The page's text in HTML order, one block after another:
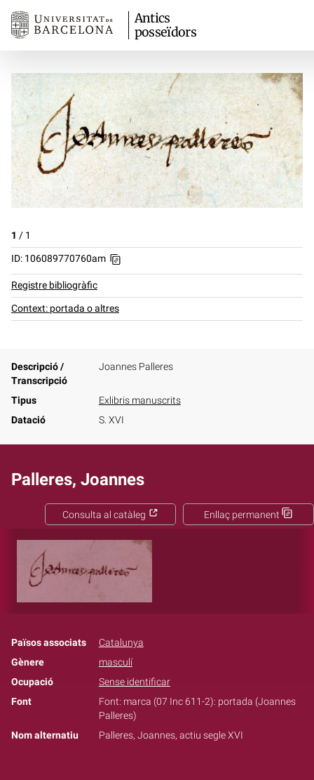
Antics
posseïdors
1 / 1
ID: 106089770760am
Registre bibliogràfic
Context: portada o altres
Descripció /
Transcripció
Joannes Palleres
Tipus
Exlibris manuscrits
Datació
S. XVI
Palleres, Joannes
Enllaç permanent
Consulta al catàleg
Països associats
Catalunya
Gènere
masculí
Ocupació
Sense identificar
Font
Font: marca (07 Inc 611-2): portada (Joannes
Palleres)
Nom alternatiu
Palleres, Joannes, actiu segle XVI